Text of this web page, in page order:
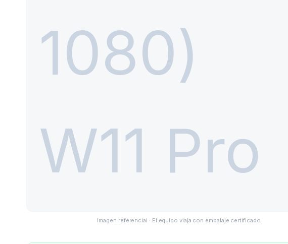
Imagen referencial · El equipo viaja con embalaje certificado